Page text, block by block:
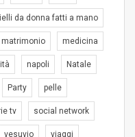
da donna fatti a mano
matrimonio medicina
napoli Natale
Party pelle
tv social network
vesuvio viaggi